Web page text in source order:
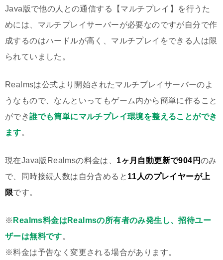
Java版で他の人との通信する【マルチプレイ】を行うた
めには、マルチプレイサーバーが必要なのですが自分で作
成するのはハードルが高く、マルチプレイをできる人は限
られていました。
Realmsは公式より開始されたマルチプレイサーバーのよ
うなもので、なんといってもゲーム内から簡単に作ること
ができ誰でも簡単にマルチプレイ環境を整えることができ
ます。
現在Java版Realmsの料金は、 1ヶ月自動更新で904円のみ
で、同時接続人数は自分含めると 11人のプレイヤーが上
限です。
※ Realms料金はRealmsの所有者のみ発生し、招待ユー
ザーは無料です。
※料金は予告なく変更される場合があります。